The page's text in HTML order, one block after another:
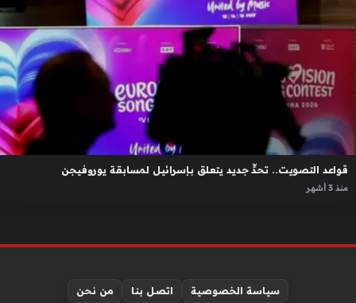
قواعد التصويت.. تحدٍّ جديد يتعلق بإسرائيل لمسابقة يوروفيجن
منذ 3 أشهر
سياسة الخصوصية اتصل بنا من نحن